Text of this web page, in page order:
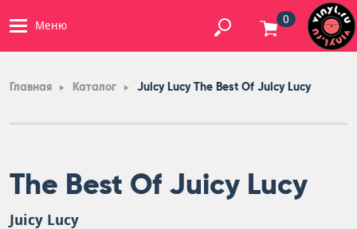
Меню 0
Главная Каталог Juicy Lucy The Best Of Juicy Lucy
The Best Of Juicy Lucy
Juicy Lucy